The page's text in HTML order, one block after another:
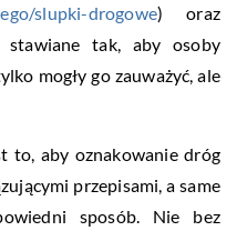
slupki-drogowe) oraz
tak, aby osoby
mogły go zauważyć, ale
to, aby oznakowanie dróg
przepisami, a same
sposób. Nie bez